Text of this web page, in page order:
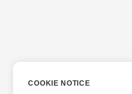
COOKIE NOTICE